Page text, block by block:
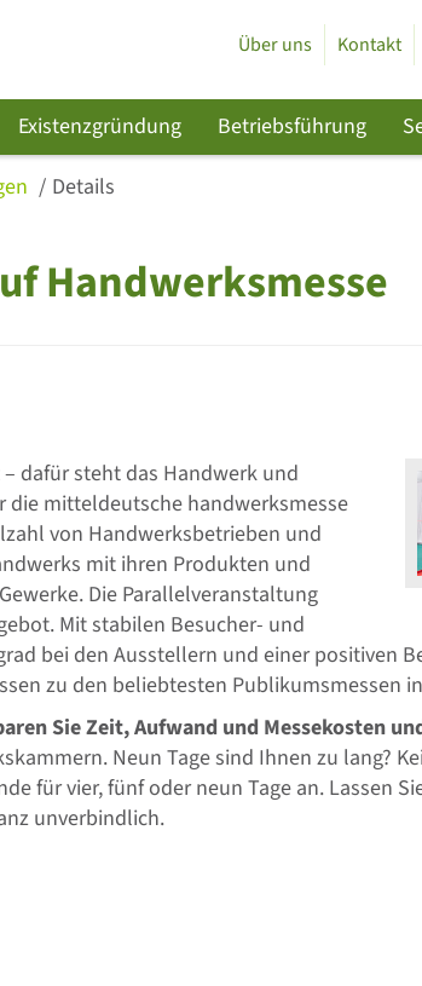
Über uns Kontakt
Existenzgründung Betriebsführung
Details
Handwerksmesse
dafür steht das Handwerk und
die mitteldeutsche handwerksmesse
von Handwerksbetrieben und
mit ihren Produkten und
Die Parallelveranstaltung
Mit stabilen Besucher- und
bei den Ausstellern und einer positiven
zu den beliebtesten Publikumsmessen
Sie Zeit, Aufwand und Messekosten
Neun Tage sind Ihnen zu lang?
für vier, fünf oder neun Tage an. Lassen
unverbindlich.